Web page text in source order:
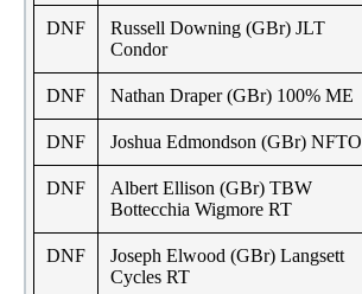
DNF
Russell Downing (GBr) JLT
Condor
DNF Nathan Draper (GBr) 100% ME
DNF Joshua Edmondson (GBr) NFTO
DNF
Albert Ellison (GBr) TBW
Bottecchia Wigmore RT
DNF
Joseph Elwood (GBr) Langsett
Cycles RT